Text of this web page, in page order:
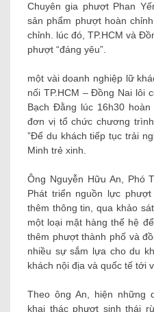
Chuyên gia phượt Phan
sản phẩm phượt hoàn
chỉnh. lúc đó, TP.HCM và
phượt “đáng yêu”.
một vài doanh nghiệp lữ
nối TP.HCM – Đồng Nai lôi
Bạch Đằng lúc 16h30
đơn vị tổ chức chương
”Để du khách tiếp tục trải
Minh trẻ xinh.
Ông Nguyễn Hữu An, Phó
Phát triển nguồn lực
thêm thông tin, qua khảo
một loại mặt hàng thế hệ
thêm phượt thành phố và
nhiều sự sắm lựa cho du
khách nội địa và quốc tế tới
Theo ông An, hiện những
khai thác phượt sinh thái